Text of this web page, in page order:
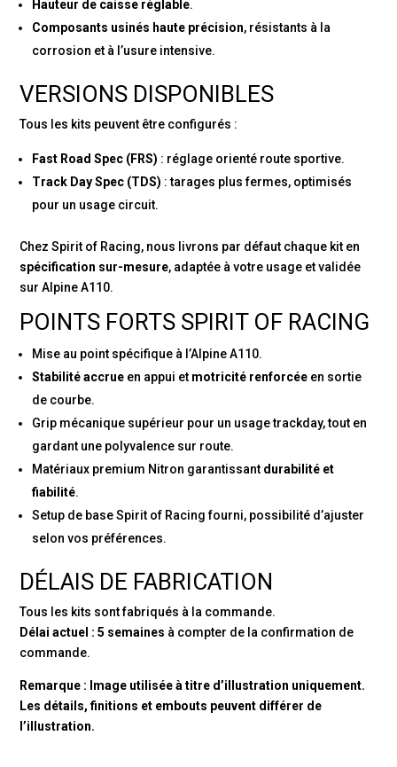
Hauteur de caisse réglable.
Composants usinés haute précision, résistants à la
corrosion et à l’usure intensive.
VERSIONS DISPONIBLES
Tous les kits peuvent être configurés :
Fast Road Spec (FRS) : réglage orienté route sportive.
Track Day Spec (TDS) : tarages plus fermes, optimisés
pour un usage circuit.
Chez Spirit of Racing, nous livrons par défaut chaque kit en
spécification sur-mesure, adaptée à votre usage et validée
sur Alpine A110.
POINTS FORTS SPIRIT OF RACING
Mise au point spécifique à l’Alpine A110.
Stabilité accrue en appui et motricité renforcée en sortie
de courbe.
Grip mécanique supérieur pour un usage trackday, tout en
gardant une polyvalence sur route.
Matériaux premium Nitron garantissant durabilité et
fiabilité.
Setup de base Spirit of Racing fourni, possibilité d’ajuster
selon vos préférences.
DÉLAIS DE FABRICATION
Tous les kits sont fabriqués à la commande.
Délai actuel : 5 semaines à compter de la confirmation de
commande.
Remarque : Image utilisée à titre d’illustration uniquement.
Les détails, finitions et embouts peuvent différer de
l’illustration.